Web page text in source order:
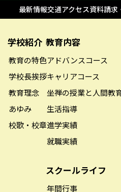
最新情報交通アクセス資料請求
学校紹介
教育の特色
学校長挨拶
教育理念
あゆみ
校歌・校章
教育内容
アドバンスコース
キャリアコース
坐禅の授業と人間教
生活指導
進学実績
就職実績
スクールライフ
年間行事